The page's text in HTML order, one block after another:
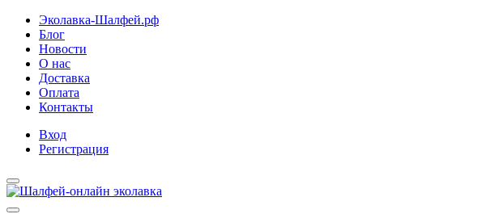
Эколавка-Шалфей.рф
Блог
Новости
О нас
Доставка
Оплата
Контакты
Вход
Регистрация